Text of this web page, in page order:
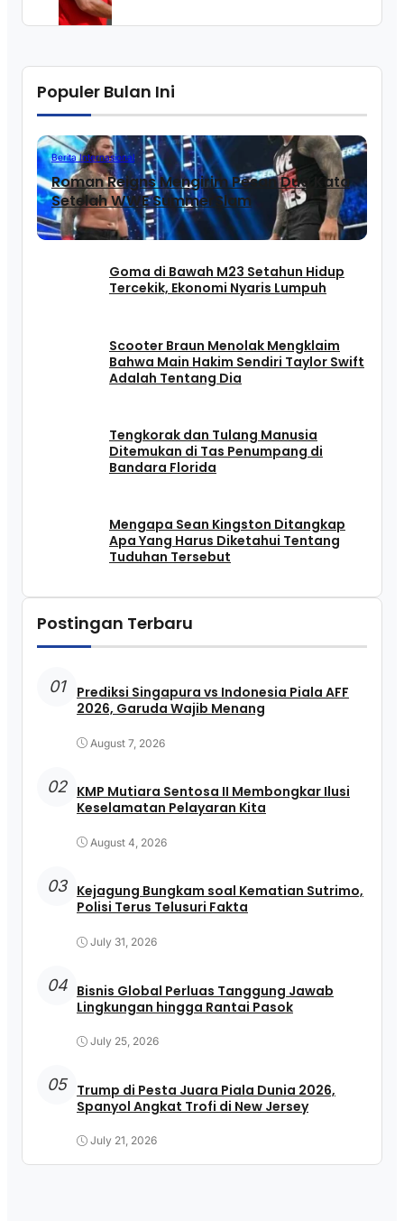
Populer Bulan Ini
Berita Internasional
Roman Reigns Mengirim Pesan Dua Kata
Setelah WWE SummerSlam
Goma di Bawah M23 Setahun Hidup
Tercekik, Ekonomi Nyaris Lumpuh
Scooter Braun Menolak Mengklaim
Bahwa Main Hakim Sendiri Taylor Swift
Adalah Tentang Dia
Tengkorak dan Tulang Manusia
Ditemukan di Tas Penumpang di
Bandara Florida
Mengapa Sean Kingston Ditangkap
Apa Yang Harus Diketahui Tentang
Tuduhan Tersebut
Postingan Terbaru
01
Prediksi Singapura vs Indonesia Piala AFF
2026, Garuda Wajib Menang
August 7, 2026
02 KMP Mutiara Sentosa II Membongkar Ilusi
Keselamatan Pelayaran Kita
August 4, 2026
03 Kejagung Bungkam soal Kematian Sutrimo,
Polisi Terus Telusuri Fakta
July 31, 2026
04 Bisnis Global Perluas Tanggung Jawab
Lingkungan hingga Rantai Pasok
July 25, 2026
05 Trump di Pesta Juara Piala Dunia 2026,
Spanyol Angkat Trofi di New Jersey
July 21, 2026